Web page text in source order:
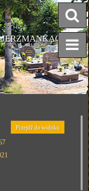
Przejdź do widoku